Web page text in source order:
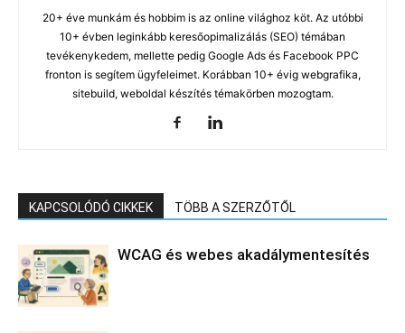
20+ éve munkám és hobbim is az online világhoz köt. Az utóbbi
10+ évben leginkább keresőopimalizálás (SEO) témában
tevékenykedem, mellette pedig Google Ads és Facebook PPC
fronton is segítem ügyfeleimet. Korábban 10+ évig webgrafika,
sitebuild, weboldal készítés témakörben mozogtam.
KAPCSOLÓDÓ CIKKEK TÖBB A SZERZŐTŐL
WCAG és webes akadálymentesítés